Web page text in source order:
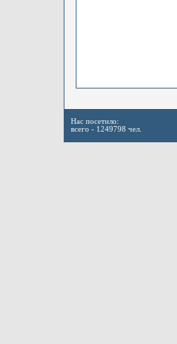
Нас посетило:
всего - 1249798 чел.